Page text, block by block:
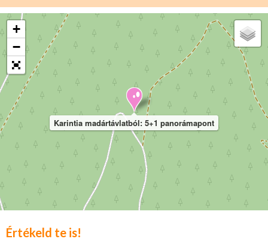
Karintia madártávlatból: 5+1 panorámapont
+
−
Értékeld te is!